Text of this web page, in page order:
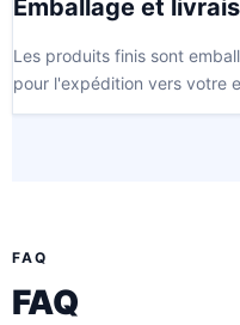
Emballage et
Les produits finis sont
pour l'expédition vers votre
FAQ
FAQ